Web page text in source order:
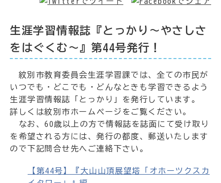
生涯学習情報誌『とっかり～やさしさ
をはぐくむ～』第44号発行！
紋別市教育委員会生涯学習課では、全ての市民が
いつでも・どこでも・どんなときも学習できるよう
生涯学習情報誌「とっかり」を発行しています。
詳しくは紋別市ホームページをご覧ください。
なお、60歳以上の方で情報誌を誌面にて受け取り
を希望される方には、発行の都度、郵送いたします
ので下記問合せ先へご連絡下さい。
【第44号】『大山山頂展望塔「オホーツクスカ